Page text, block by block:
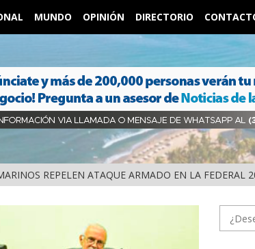
MUNDO OPINIÓN DIRECTORIO
REPELEN ATAQUE ARMADO EN LA FEDERAL 200;